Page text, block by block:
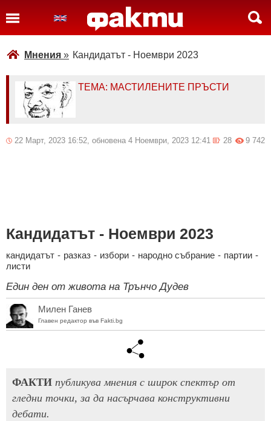
Мнения » Кандидатът - Ноември 2023
ТЕМА: МАСТИЛЕНИТЕ ПРЪСТИ
22 Март, 2023 16:52, обновена 4 Ноември, 2023 12:41 9 742
28
Кандидатът - Ноември 2023
кандидатът - разказ - избори - народно събрание - партии -
листи
Един ден от живота на Трънчо Дудев
Милен Ганев
Главен редактор във Fakti.bg
ФАКТИ публикува мнения с широк спектър от
гледни точки, за да насърчава конструктивни
дебати.